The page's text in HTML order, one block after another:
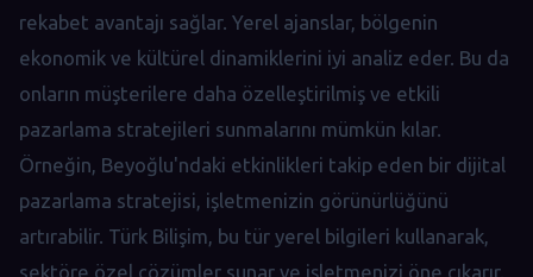
rekabet avantajı sağlar. Yerel ajanslar, bölgenin
ekonomik ve kültürel dinamiklerini iyi analiz eder. Bu da
onların müşterilere daha özelleştirilmiş ve etkili
pazarlama stratejileri sunmalarını mümkün kılar.
Örneğin, Beyoğlu'ndaki etkinlikleri takip eden bir dijital
pazarlama stratejisi, işletmenizin görünürlüğünü
artırabilir. Türk Bilişim, bu tür yerel bilgileri kullanarak,
sektöre özel çözümler sunar ve işletmenizi öne çıkarır.